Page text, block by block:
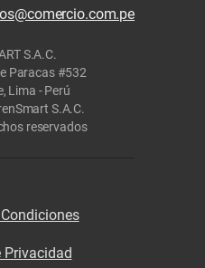
S.A.C.
Paracas #532
Lima - Perú
S.A.C.
reservados
Privacidad